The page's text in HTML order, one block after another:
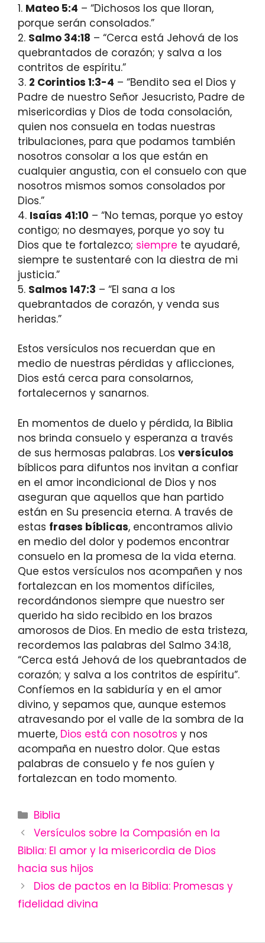
1. Mateo 5:4 – “Dichosos los que lloran,
porque serán consolados.”
2. Salmo 34:18 – “Cerca está Jehová de los
quebrantados de corazón; y salva a los
contritos de espíritu.”
3. 2 Corintios 1:3-4 – “Bendito sea el Dios y
Padre de nuestro Señor Jesucristo, Padre de
misericordias y Dios de toda consolación,
quien nos consuela en todas nuestras
tribulaciones, para que podamos también
nosotros consolar a los que están en
cualquier angustia, con el consuelo con que
nosotros mismos somos consolados por
Dios.”
4. Isaías 41:10 – “No temas, porque yo estoy
contigo; no desmayes, porque yo soy tu
Dios que te fortalezco; siempre te ayudaré,
siempre te sustentaré con la diestra de mi
justicia.”
5. Salmos 147:3 – “El sana a los
quebrantados de corazón, y venda sus
heridas.”
Estos versículos nos recuerdan que en
medio de nuestras pérdidas y aflicciones,
Dios está cerca para consolarnos,
fortalecernos y sanarnos.
En momentos de duelo y pérdida, la Biblia
nos brinda consuelo y esperanza a través
de sus hermosas palabras. Los versículos
bíblicos para difuntos nos invitan a confiar
en el amor incondicional de Dios y nos
aseguran que aquellos que han partido
están en Su presencia eterna. A través de
estas frases bíblicas, encontramos alivio
en medio del dolor y podemos encontrar
consuelo en la promesa de la vida eterna.
Que estos versículos nos acompañen y nos
fortalezcan en los momentos difíciles,
recordándonos siempre que nuestro ser
querido ha sido recibido en los brazos
amorosos de Dios. En medio de esta tristeza,
recordemos las palabras del Salmo 34:18,
“Cerca está Jehová de los quebrantados de
corazón; y salva a los contritos de espíritu”.
Confíemos en la sabiduría y en el amor
divino, y sepamos que, aunque estemos
atravesando por el valle de la sombra de la
muerte, Dios está con nosotros y nos
acompaña en nuestro dolor. Que estas
palabras de consuelo y fe nos guíen y
fortalezcan en todo momento.
Categories
Biblia
Versículos sobre la Compasión en la
Biblia: El amor y la misericordia de Dios
hacia sus hijos
Dios de pactos en la Biblia: Promesas y
fidelidad divina